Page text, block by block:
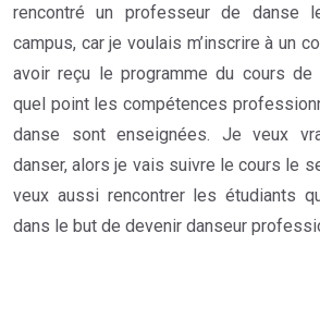
rencontré un professeur de danse
campus, car je voulais m’inscrire à un
avoir reçu le programme du cours de
quel point les compétences
danse sont enseignées. Je veux
danser, alors je vais suivre le cours le
veux aussi rencontrer les étudiants
dans le but de devenir danseur